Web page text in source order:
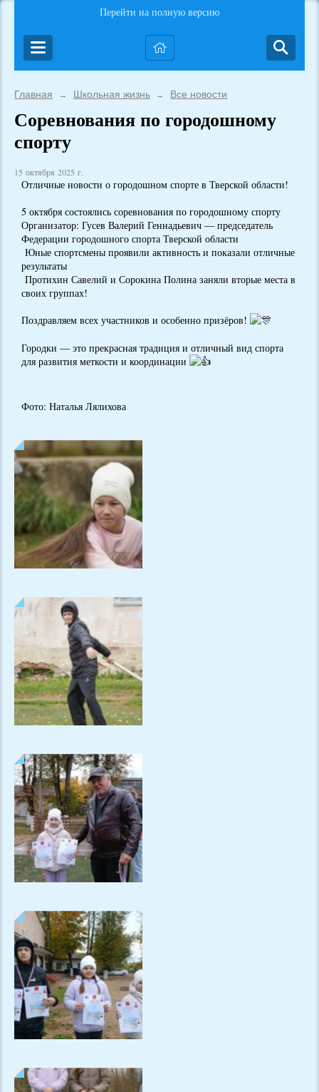
Перейти на полную версию
Главная → Школьная жизнь → Все новости
Соревнования по городошному
спорту
15 октября 2025 г.
Отличные новости о городошном спорте в Тверской области!
5 октября состоялись соревнования по городошному спорту
Организатор: Гусев Валерий Геннадьевич — председатель
Федерации городошного спорта Тверской области
Юные спортсмены проявили активность и показали отличные
результаты
Протихин Савелий и Сорокина Полина заняли вторые места в
своих группах!
Поздравляем всех участников и особенно призёров!
Городки — это прекрасная традиция и отличный вид спорта
для развития меткости и координации
Фото: Наталья Лялихова